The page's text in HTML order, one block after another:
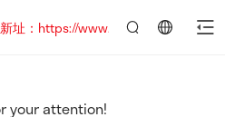
址：https://www.quectel.com.cn
your attention!